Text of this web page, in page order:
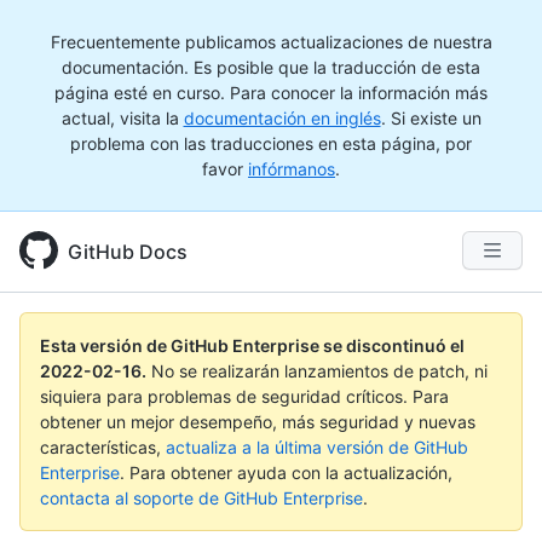
Frecuentemente publicamos actualizaciones de nuestra
documentación. Es posible que la traducción de esta
página esté en curso. Para conocer la información más
actual, visita la documentación en inglés. Si existe un
problema con las traducciones en esta página, por
favor infórmanos.
GitHub Docs
Esta versión de GitHub Enterprise se discontinuó el
2022-02-16. No se realizarán lanzamientos de patch, ni
siquiera para problemas de seguridad críticos. Para
obtener un mejor desempeño, más seguridad y nuevas
características, actualiza a la última versión de GitHub
Enterprise. Para obtener ayuda con la actualización,
contacta al soporte de GitHub Enterprise.